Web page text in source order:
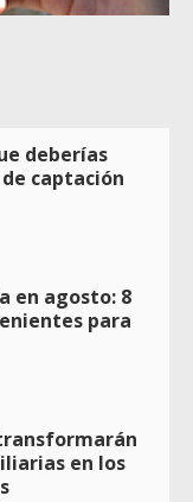
deberías
captación
en agosto: 8
para
en los